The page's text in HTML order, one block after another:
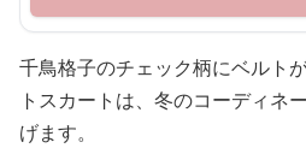
千鳥格子のチェック柄にベルト
トスカートは、冬のコーディネ
げます。